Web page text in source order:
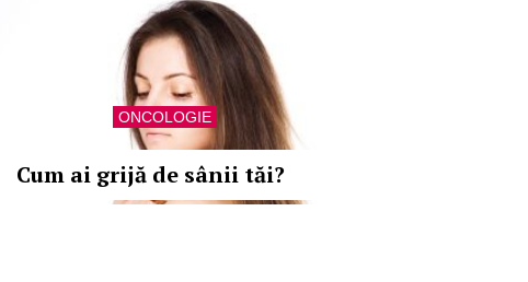
ONCOLOGIE
Cum ai grijă de sânii tăi?